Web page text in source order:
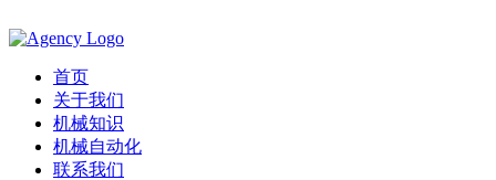
首页
关于我们
机械知识
机械自动化
联系我们